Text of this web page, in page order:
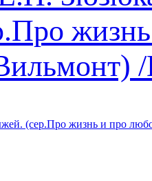
(сер.Про жизнь и про